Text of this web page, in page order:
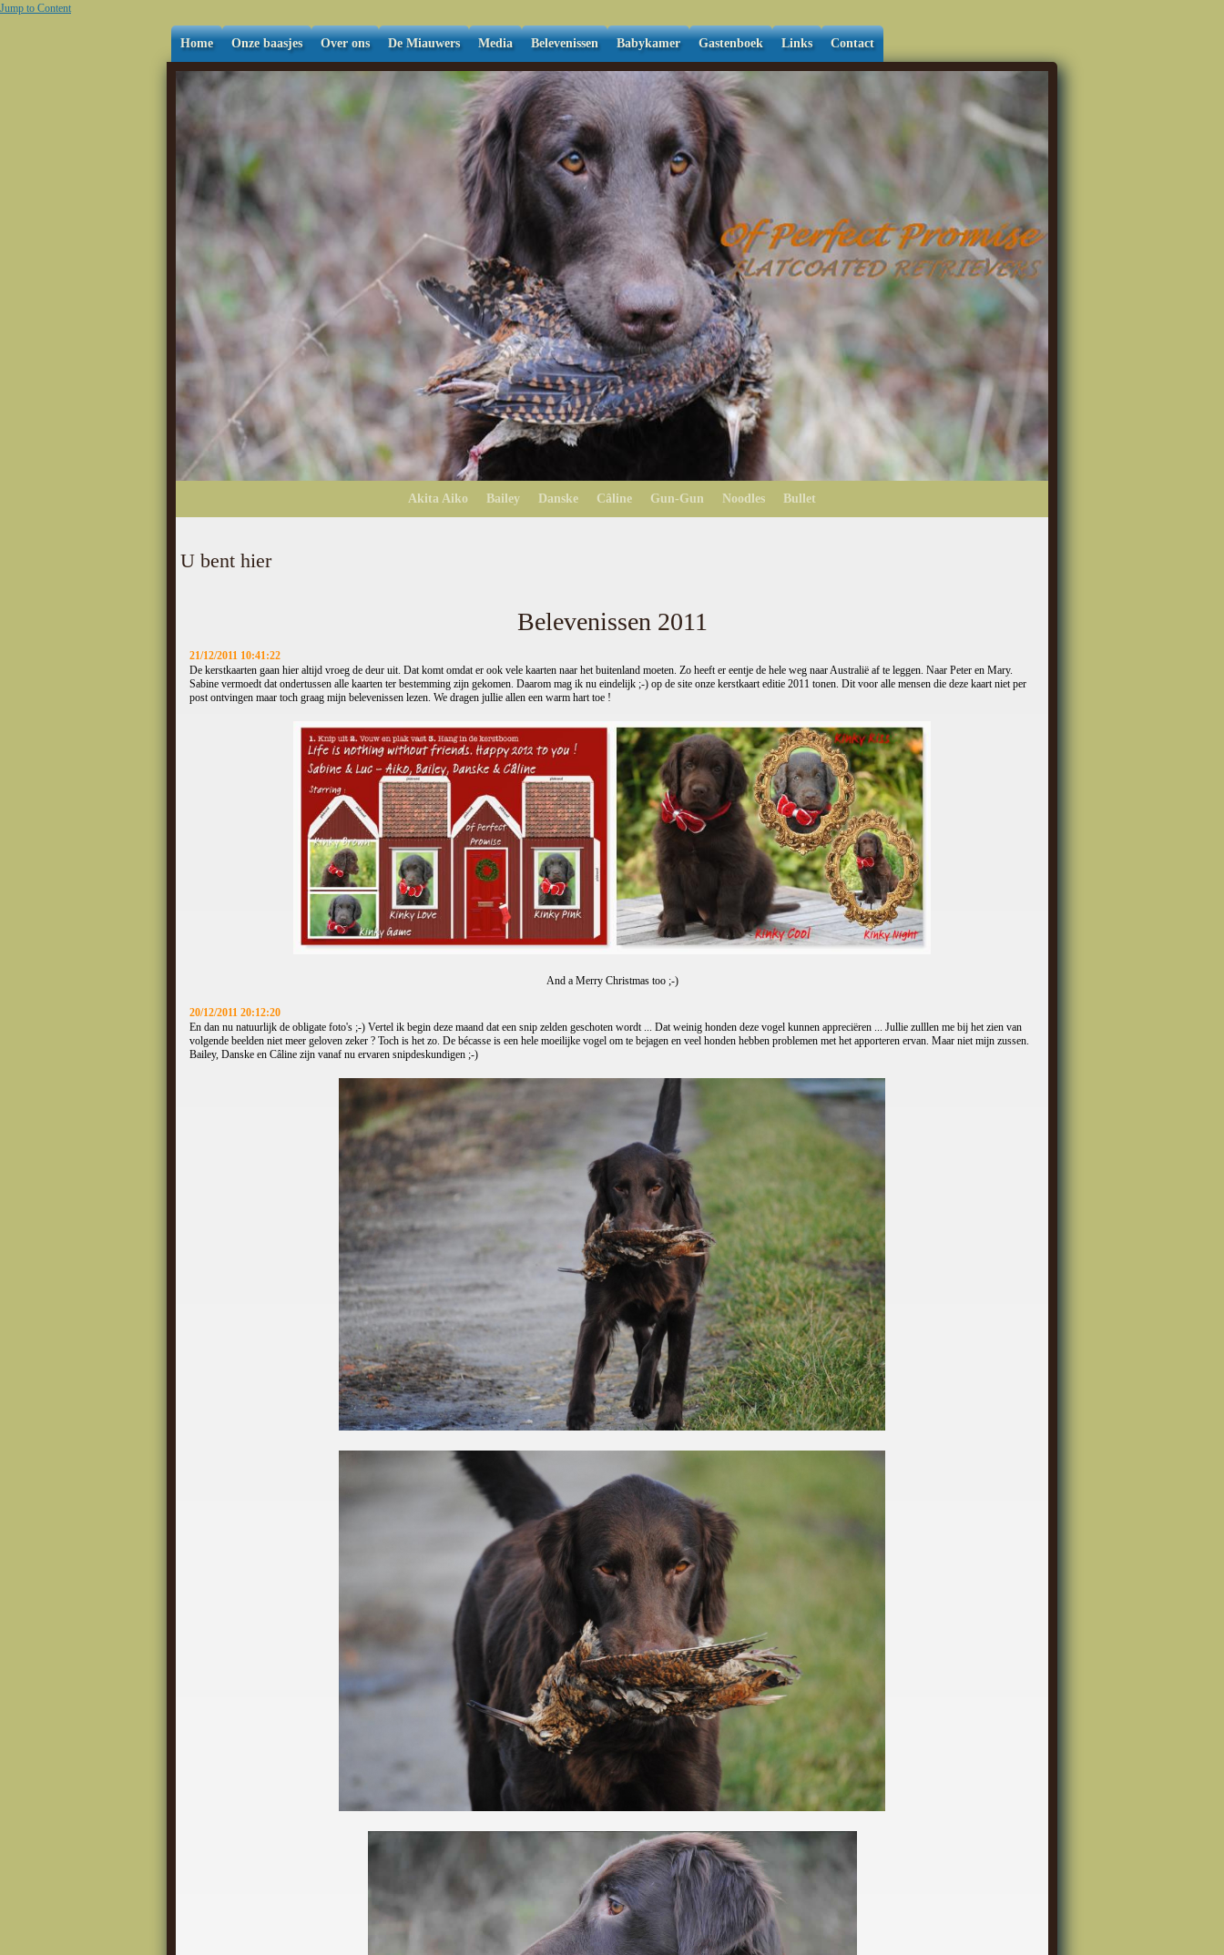
Jump to Content
Home Onze baasjes Over ons De Miauwers Media Belevenissen Babykamer Gastenboek Links Contact
Akita Aiko Bailey Danske Câline Gun-Gun Noodles Bullet
U bent hier
Belevenissen 2011
21/12/2011 10:41:22
De kerstkaarten gaan hier altijd vroeg de deur uit. Dat komt omdat er ook vele kaarten naar het buitenland moeten. Zo heeft er eentje de hele weg naar Australië af te leggen. Naar Peter en Mary.
Sabine vermoedt dat ondertussen alle kaarten ter bestemming zijn gekomen. Daarom mag ik nu eindelijk ;-) op de site onze kerstkaart editie 2011 tonen. Dit voor alle mensen die deze kaart niet per
post ontvingen maar toch graag mijn belevenissen lezen. We dragen jullie allen een warm hart toe !
And a Merry Christmas too ;-)
20/12/2011 20:12:20
En dan nu natuurlijk de obligate foto's ;-) Vertel ik begin deze maand dat een snip zelden geschoten wordt ... Dat weinig honden deze vogel kunnen appreciëren ... Jullie zulllen me bij het zien van
volgende beelden niet meer geloven zeker ? Toch is het zo. De bécasse is een hele moeilijke vogel om te bejagen en veel honden hebben problemen met het apporteren ervan. Maar niet mijn zussen.
Bailey, Danske en Câline zijn vanaf nu ervaren snipdeskundigen ;-)